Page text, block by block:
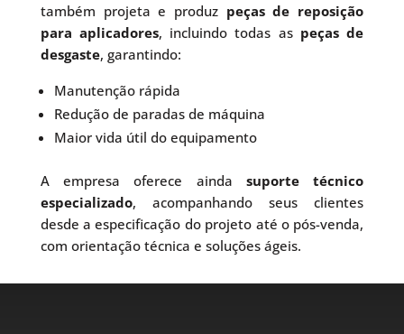
também projeta e produz peças de reposição
para aplicadores, incluindo todas as peças de
desgaste, garantindo:
Manutenção rápida
Redução de paradas de máquina
Maior vida útil do equipamento
A empresa oferece ainda suporte técnico
especializado, acompanhando seus clientes
desde a especificação do projeto até o pós-venda,
com orientação técnica e soluções ágeis.